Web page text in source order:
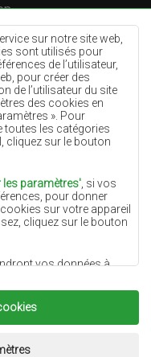
sur notre site web,
sont utilisés pour
de l’utilisateur,
pour créer des
de l’utilisateur du site
des cookies en
». Pour
toutes les catégories
cliquez sur le bouton
les paramètres' , si vos
pour donner
sur votre appareil
cliquez sur le bouton
vos données à
(DYWANYCHEMEX)
de services de haute
de marketing du
et de ses Partenaires de